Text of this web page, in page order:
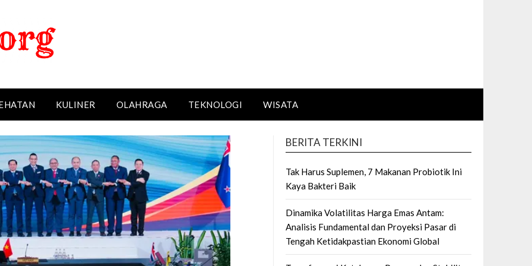
KULINER OLAHRAGA TEKNOLOGI WISATA
BERITA TERKINI
Tak Harus Suplemen, 7 Makanan Probiotik Ini
Kaya Bakteri Baik
Dinamika Volatilitas Harga Emas Antam:
Analisis Fundamental dan Proyeksi Pasar di
Tengah Ketidakpastian Ekonomi Global